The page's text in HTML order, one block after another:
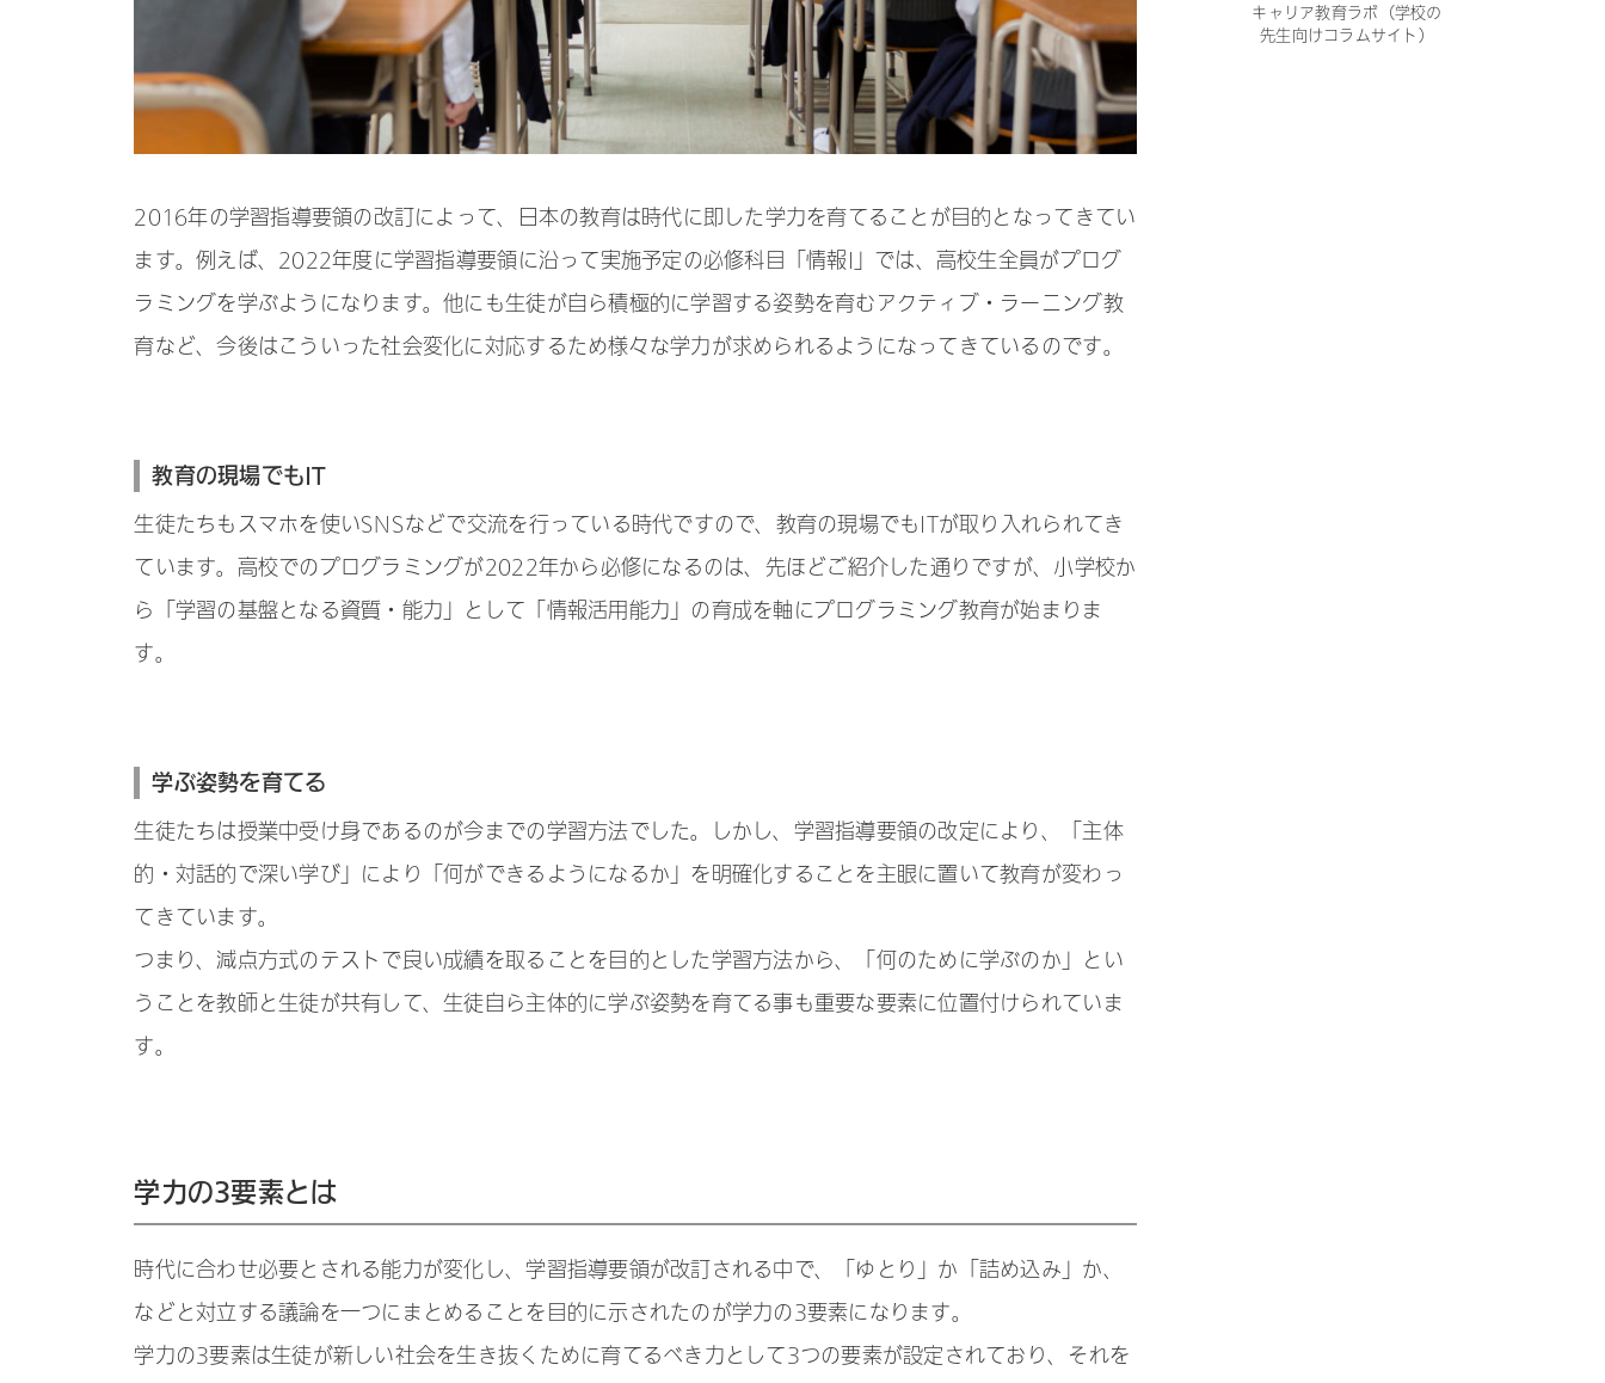
2016年の学習指導要領の改訂によって、日本の教育は時代に即した学力を育てることが目的となってきてい
ます。例えば、2022年度に学習指導要領に沿って実施予定の必修科目「情報I」では、高校生全員がプログ
ラミングを学ぶようになります。他にも生徒が自ら積極的に学習する姿勢を育むアクティブ・ラーニング教
育など、今後はこういった社会変化に対応するため様々な学力が求められるようになってきているのです。
教育の現場でもIT
生徒たちもスマホを使いSNSなどで交流を行っている時代ですので、教育の現場でもITが取り入れられてき
ています。高校でのプログラミングが2022年から必修になるのは、先ほどご紹介した通りですが、小学校か
ら「学習の基盤となる資質・能力」として「情報活用能力」の育成を軸にプログラミング教育が始まりま
す。
学ぶ姿勢を育てる
生徒たちは授業中受け身であるのが今までの学習方法でした。しかし、学習指導要領の改定により、「主体
的・対話的で深い学び」により「何ができるようになるか」を明確化することを主眼に置いて教育が変わっ
てきています。
つまり、減点方式のテストで良い成績を取ることを目的とした学習方法から、「何のために学ぶのか」とい
うことを教師と生徒が共有して、生徒自ら主体的に学ぶ姿勢を育てる事も重要な要素に位置付けられていま
す。
学力の3要素とは
時代に合わせ必要とされる能力が変化し、学習指導要領が改訂される中で、「ゆとり」か「詰め込み」か、
などと対立する議論を一つにまとめることを目的に示されたのが学力の3要素になります。
学力の3要素は生徒が新しい社会を生き抜くために育てるべき力として3つの要素が設定されており、それを
キャリア教育ラボ（学校の
先生向けコラムサイト）